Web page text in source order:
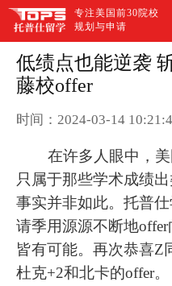
专注美国前30院校
规划与申请
低绩点也能逆袭
藤校offer
时间：2024-03-14
在许多人眼中，
只属于那些学术成绩
事实并非如此。托普
请季用源源不断地
皆有可能。再次恭喜Z
杜克+2和北卡的offer。